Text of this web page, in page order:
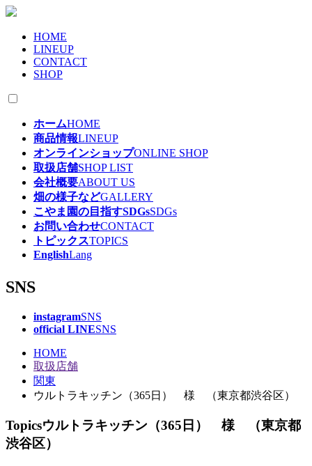
HOME
LINEUP
CONTACT
SHOP
ホームHOME
商品情報LINEUP
オンラインショップONLINE SHOP
取扱店舗SHOP LIST
会社概要ABOUT US
畑の様子などGALLERY
こやま園の目指すSDGsSDGs
お問い合わせCONTACT
トピックスTOPICS
EnglishLang
SNS
instagramSNS
official LINESNS
HOME
取扱店舗
関東
ウルトラキッチン（365日） 様 （東京都渋谷区）
Topicsウルトラキッチン（365日） 様 （東京都
渋谷区）